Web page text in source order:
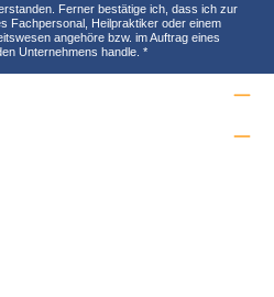
Ferner bestätige ich, dass ich zur
Fachpersonal, Heilpraktiker oder einem
angehöre bzw. im Auftrag eines
Unternehmens handle.*